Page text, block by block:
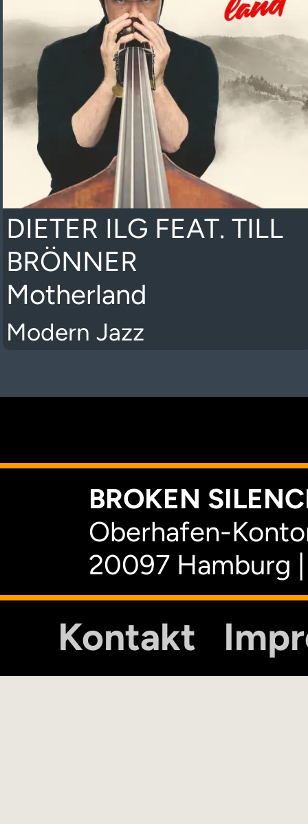
DIETER ILG FEAT. TILL
BRÖNNER
Motherland
Modern Jazz
BROKEN
Oberhafen-
20097 Hamburg
Kontakt